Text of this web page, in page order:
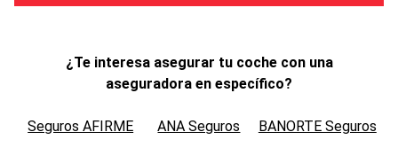
¿Te interesa asegurar tu coche con una
aseguradora en específico?
Seguros AFIRME ANA Seguros BANORTE Seguros